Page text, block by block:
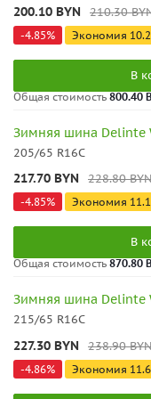
200.10 BYN 210.30
-4.85% Экономия
В
Общая стоимость 800.40
Зимняя шина Delinte
205/65 R16C
217.70 BYN 228.80
-4.85% Экономия
В
Общая стоимость 870.80
Зимняя шина Delinte
215/65 R16C
227.30 BYN 238.90
-4.86% Экономия